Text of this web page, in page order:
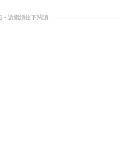
- 請繼續往下閱讀